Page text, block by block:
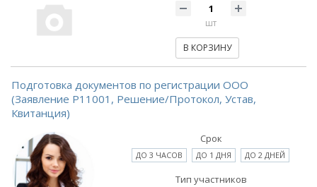
шт
В КОРЗИНУ
Подготовка документов по регистрации ООО
(Заявление Р11001, Решение/Протокол, Устав,
Квитанция)
Срок
ДО 3 ЧАСОВ ДО 1 ДНЯ ДО 2 ДНЕЙ
Тип участников